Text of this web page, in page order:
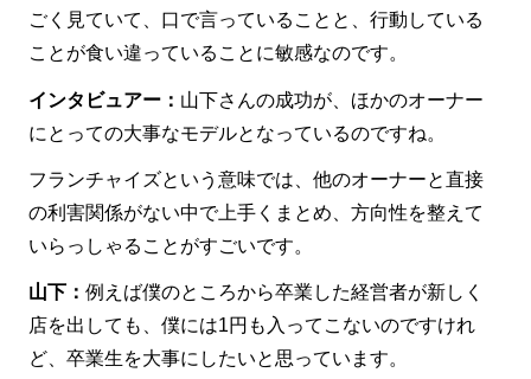
ごく見ていて、口で言っていることと、行動している
ことが食い違っていることに敏感なのです。
インタビュアー： 山下さんの成功が、ほかのオーナー
にとっての大事なモデルとなっているのですね。
フランチャイズという意味では、他のオーナーと直接
の利害関係がない中で上手くまとめ、方向性を整えて
いらっしゃることがすごいです。
山下：例えば僕のところから卒業した経営者が新しく
店を出しても、僕には1円も入ってこないのですけれ
ど、卒業生を大事にしたいと思っています。